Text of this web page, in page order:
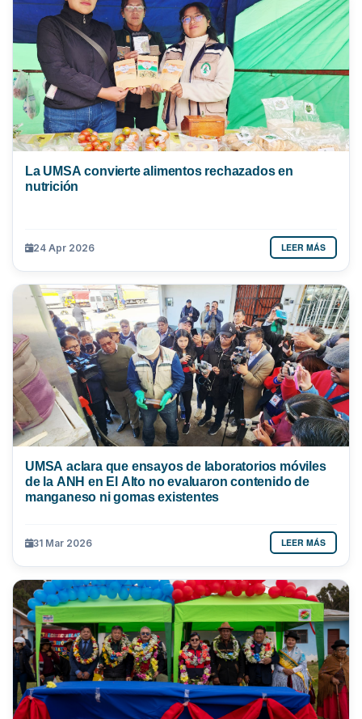
La UMSA convierte alimentos rechazados en
nutrición
24 Apr 2026 LEER MÁS
UMSA aclara que ensayos de laboratorios móviles
de la ANH en El Alto no evaluaron contenido de
manganeso ni gomas existentes
31 Mar 2026 LEER MÁS